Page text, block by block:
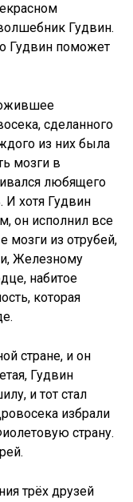
Гудвин.
Гудвин поможет
ожившее
сделанного
из них была
мозги в
любящего
И хотя Гудвин
он исполнил все
мозги из отрубей,
Железному
набитое
которая
стране, и он
Гудвин
и тот стал
избрали
страну.
трёх друзей